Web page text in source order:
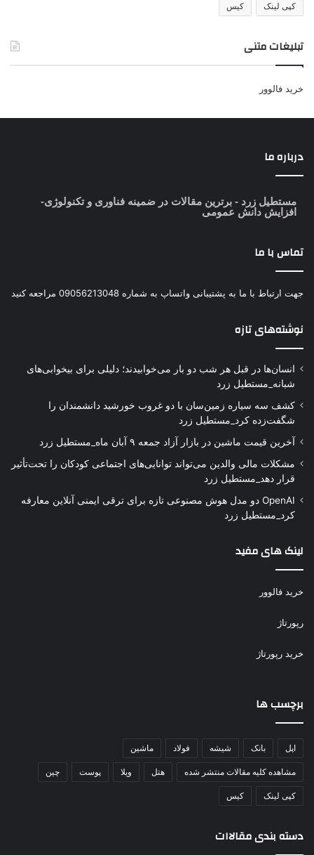
کپی لینک کیس
تبلیغات متنی
خرید فالوور
درباره ما
مستطیل زرد - برترین مقالات در ضمینه فناوری و تکنولوژی-
افزایش دانش عمومی
تماس با ما
جهت ارتباط با ما به پشتیبانی واتساپ به شماره 09056213048 مراجعه کنید
نوشته‌های تازه
انسان‌ها در قبل هر شب دو بار می‌خوابیدند؛ دلیلی برای بیخوابی‌های
شبانه_مستطیل زرد
کشف سه سیاره زمین‌سان با دو غروب خورشید دانشمندان را
شگفت‌زده کرد_مستطیل زرد
آخرین قیمت ماشین در بازار آزاد جمعه ۹ آبان ماه_مستطیل زرد
مشکلات مالی والدین می‌تواند توانایی‌های اجتماعی کودکان را تحت‌تأثیر
قرار دهد_مستطیل زرد
OpenAI دو مدل هوش مصنوعی تازه برای ترقی ایمنی آنلاین معارفه
کرد_مستطیل زرد
لینک های مفید
خرید فالوور
رپورتاژ
خرید رپورتاژ
برچسب ها
اپل بانک شیشه فولاد ماشین
مشاهده کلیه مقالات منتشر شده هتل ویلا پوست چین
کپی لینک کیس
دسته بندی مقالاات